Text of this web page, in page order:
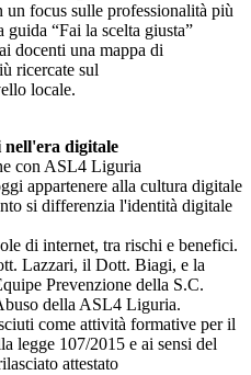
focus sulle professionalità più
guida “Fai la scelta giusta”
docenti una mappa di
ricercate sul
locale.
nell'era digitale
con ASL4 Liguria
appartenere alla cultura digitale
si differenzia l'identità digitale
di internet, tra rischi e benefici.
Lazzari, il Dott. Biagi, e la
Prevenzione della S.C.
della ASL4 Liguria.
come attività formative per il
legge 107/2015 e ai sensi del
attestato